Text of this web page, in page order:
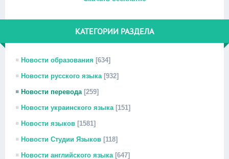
КАТЕГОРИИ РАЗДЕЛА
Новости образования [634]
Новости русского языка [932]
Новости перевода [259]
Новости украинского языка [151]
Новости языков [1581]
Новости Студии Языков [118]
Новости английского языка [647]